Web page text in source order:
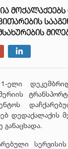
ელი
დედაქალაქის
განაცხადა.